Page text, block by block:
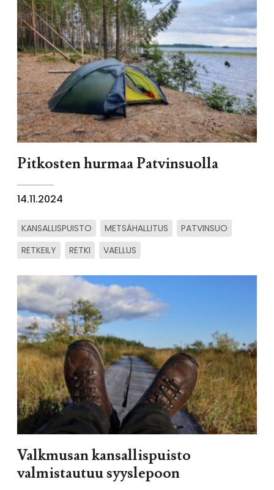
Pitkosten hurmaa Patvinsuolla
14.11.2024
KANSALLISPUISTO METSÄHALLITUS
PATVINSUO
RETKEILY
RETKI VAELLUS
Valkmusan kansallispuisto
valmistautuu syyslepoon